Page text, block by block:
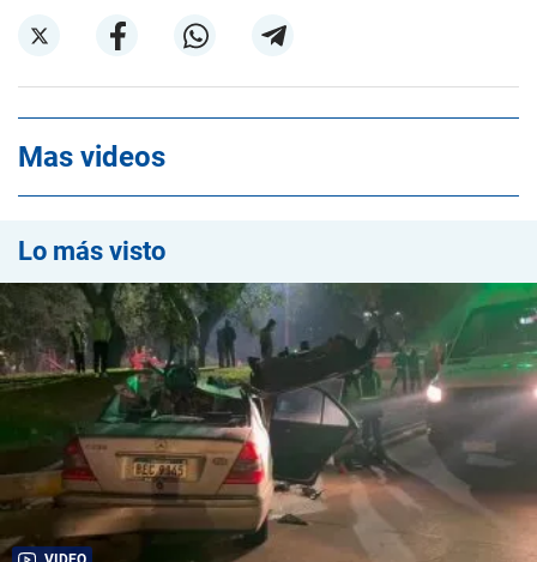
Mas videos
Lo más visto